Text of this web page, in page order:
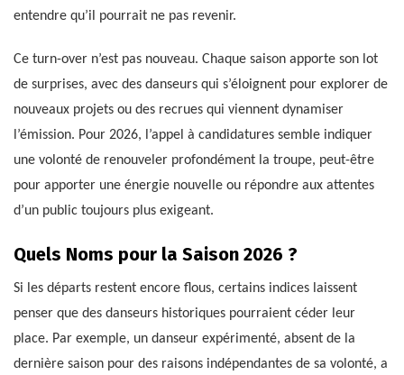
entendre qu’il pourrait ne pas revenir.
Ce turn-over n’est pas nouveau. Chaque saison apporte son lot
de surprises, avec des danseurs qui s’éloignent pour explorer de
nouveaux projets ou des recrues qui viennent dynamiser
l’émission. Pour 2026, l’appel à candidatures semble indiquer
une volonté de renouveler profondément la troupe, peut-être
pour apporter une énergie nouvelle ou répondre aux attentes
d’un public toujours plus exigeant.
Quels Noms pour la Saison 2026 ?
Si les départs restent encore flous, certains indices laissent
penser que des danseurs historiques pourraient céder leur
place. Par exemple, un danseur expérimenté, absent de la
dernière saison pour des raisons indépendantes de sa volonté, a